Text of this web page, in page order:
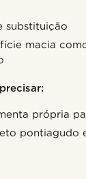
substituição
macia
própria
pontiagudo